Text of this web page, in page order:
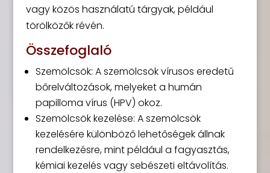
vagy közös használatú tárgyak, például
törölközők révén.
Összefoglaló
Szemölcsök: A szemölcsök vírusos eredetű
bőrelváltozások, melyeket a humán
papilloma vírus (HPV) okoz.
Szemölcsök kezelése: A szemölcsök
kezelésére különböző lehetőségek állnak
rendelkezésre, mint például a fagyasztás,
kémiai kezelés vagy sebészeti eltávolítás.